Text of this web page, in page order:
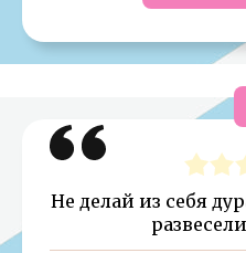
Не делай из себя